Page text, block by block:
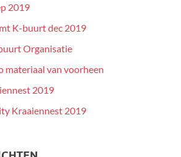
2019
K-buurt dec 2019
Organisatie
materiaal van voorheen
2019
Kraaiennest 2019